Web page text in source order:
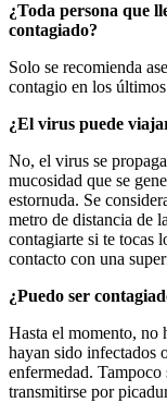
¿Toda persona que
contagiado?
Solo se recomienda
contagio en los
¿El virus puede
No, el virus se
mucosidad que se
estornuda. Se
metro de distancia de
contagiarte si te tocas
contacto con una
¿Puedo ser
Hasta el momento, no
hayan sido infectados
enfermedad. Tampoco
transmitirse por